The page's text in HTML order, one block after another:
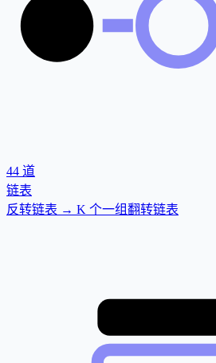
44 道
链表
反转链表 → K 个一组翻转链表